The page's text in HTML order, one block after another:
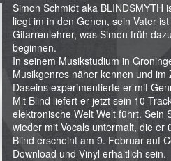
Simon Schmidt aka BLINDSMYTH
liegt im in den Genen, sein Vater
Gitarrenlehrer, was Simon früh
beginnen.
In seinem Musikstudium in
Musikgenres näher kennen und im
Daseins experimentierte er mit
Mit Blind liefert er jetzt sein 10
elektronische Welt Welt führt. Sein
wieder mit Vocals untermalt, die er
Blind erscheint am 9. Februar auf
Download und Vinyl erhältlich sein.